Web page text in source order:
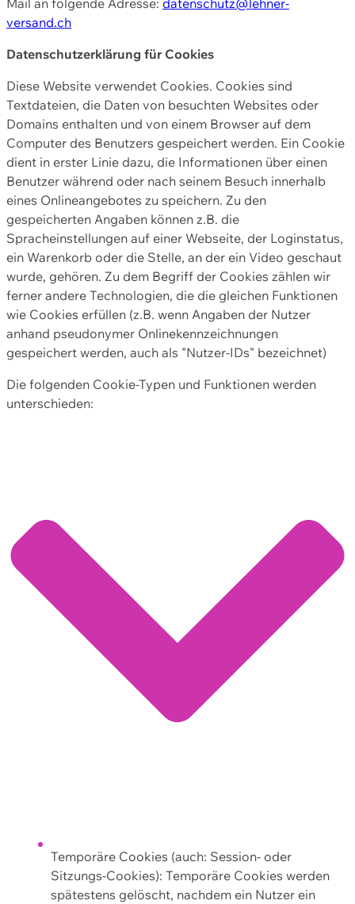
versand.ch
Datenschutzerklärung für Cookies
Diese Website verwendet Cookies. Cookies sind
Textdateien, die Daten von besuchten Websites oder
Domains enthalten und von einem Browser auf dem
Computer des Benutzers gespeichert werden. Ein Cookie
dient in erster Linie dazu, die Informationen über einen
Benutzer während oder nach seinem Besuch innerhalb
eines Onlineangebotes zu speichern. Zu den
gespeicherten Angaben können z.B. die
Spracheinstellungen auf einer Webseite, der Loginstatus,
ein Warenkorb oder die Stelle, an der ein Video geschaut
wurde, gehören. Zu dem Begriff der Cookies zählen wir
ferner andere Technologien, die die gleichen Funktionen
wie Cookies erfüllen (z.B. wenn Angaben der Nutzer
anhand pseudonymer Onlinekennzeichnungen
gespeichert werden, auch als "Nutzer-IDs" bezeichnet)
Die folgenden Cookie-Typen und Funktionen werden
unterschieden:
Temporäre Cookies (auch: Session- oder
Sitzungs-Cookies): Temporäre Cookies werden
spätestens gelöscht, nachdem ein Nutzer ein